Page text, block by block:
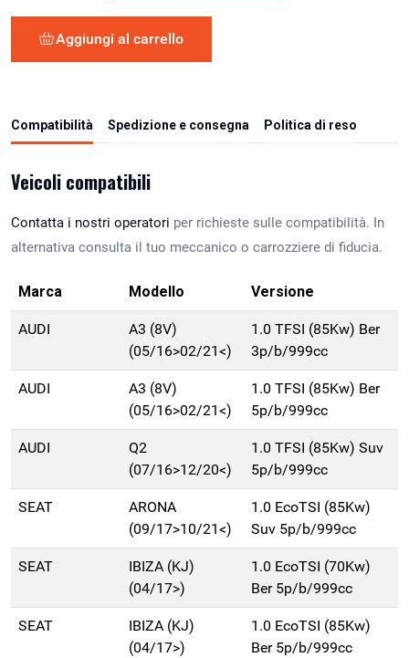
Aggiungi al carrello
Compatibilità Spedizione e consegna Politica di reso
Veicoli compatibili
Contatta i nostri operatori per richieste sulle compatibilità. In
alternativa consulta il tuo meccanico o carrozziere di fiducia.
Marca Modello Versione
AUDI
A3 (8V)
(05/16>02/21<)
1.0 TFSI (85Kw) Ber
3p/b/999cc
AUDI
A3 (8V)
(05/16>02/21<)
1.0 TFSI (85Kw) Ber
5p/b/999cc
AUDI
Q2
(07/16>12/20<)
1.0 TFSI (85Kw) Suv
5p/b/999cc
SEAT
ARONA
(09/17>10/21<)
1.0 EcoTSI (85Kw)
Suv 5p/b/999cc
SEAT
IBIZA (KJ)
(04/17>)
1.0 EcoTSI (70Kw)
Ber 5p/b/999cc
SEAT
IBIZA (KJ)
(04/17>)
1.0 EcoTSI (85Kw)
Ber 5p/b/999cc